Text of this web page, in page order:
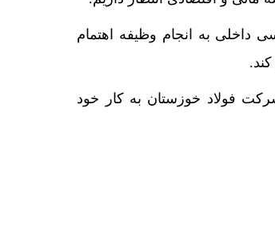
داخلی به انجام وظیفه اهتمام
فولاد خوزستان به کار خود